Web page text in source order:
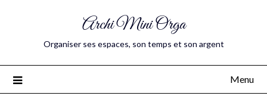
Archi Mini Orga
Organiser ses espaces, son temps et son argent
Menu